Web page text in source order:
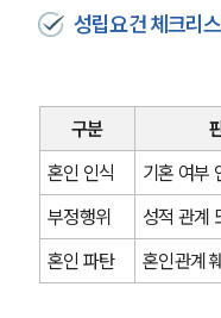
성립요건 체크리
구분
혼인 인식
기혼 여부
부정행위
성적 관계
혼인 파탄
혼인관계